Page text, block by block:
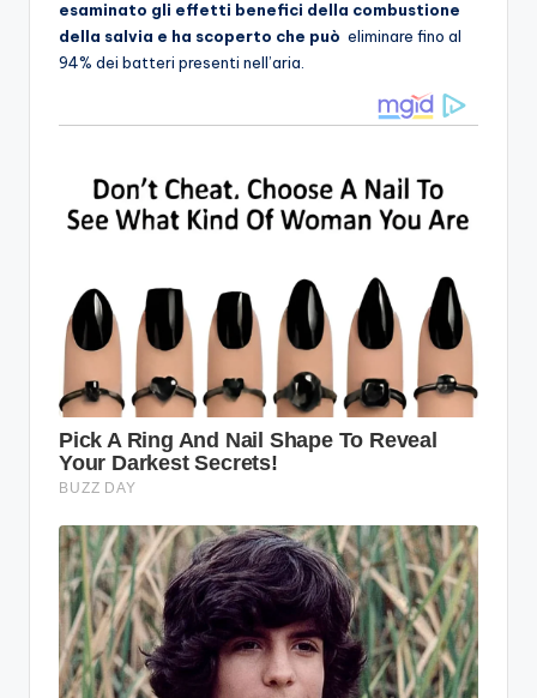
esaminato gli effetti benefici della combustione
della salvia e ha scoperto che può eliminare fino al
94% dei batteri presenti nell’aria.